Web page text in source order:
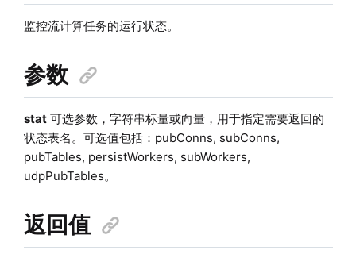
监控流计算任务的运行状态。
参数
stat可选参数，字符串标量或向量，用于指定需要返回的
状态表名。可选值包括：pubConns, subConns,
pubTables, persistWorkers, subWorkers,
udpPubTables。
返回值